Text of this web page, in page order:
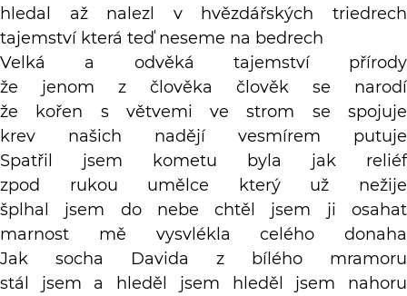
hledal až nalezl v hvězdářských triedrech
tajemství která teď neseme na bedrech
Velká a odvěká tajemství přírody
že jenom z člověka člověk se narodí
že kořen s větvemi ve strom se spojuje
krev našich nadějí vesmírem putuje
Spatřil jsem kometu byla jak reliéf
zpod rukou umělce který už nežije
šplhal jsem do nebe chtěl jsem ji osahat
marnost mě vysvlékla celého donaha
Jak socha Davida z bílého mramoru
stál jsem a hleděl jsem hleděl jsem nahoru